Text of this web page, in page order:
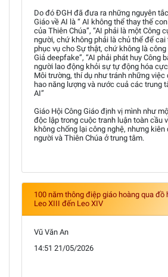
Do đó ĐGH đã đưa ra những nguyên
Giáo về AI là “ AI không thể thay thế
của Thiên Chúa”, “AI phải là một Công
người, chứ không phải là chủ thể để cai
phục vụ cho Sự thật, chứ không là
Giả deepfake”, “AI phải phát huy Công
người lao động khỏi sự tự động hóa
Môi trường, thí dụ như tránh những việc
hao năng lượng và nước cuả các trung
AI”
Giáo Hội Công Giáo định vị mình như
độc lập trong cuộc tranh luận toàn cầu
không chống lại công nghệ, nhưng kiên
người và Thiên Chúa ở trung tâm.
100 năm thông điệp giáo hoàng qua đồ
Leo XIII đến Leo XIV
Vũ Văn An
14:51 21/05/2026